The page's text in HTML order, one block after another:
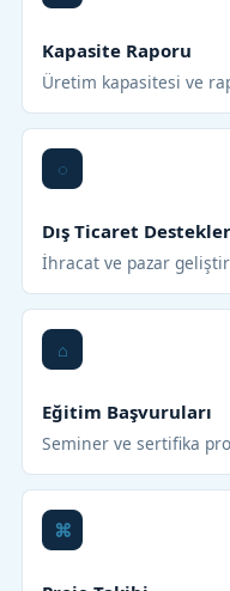
Kapasite Raporu
Üretim kapasitesi ve
Dış Ticaret
İhracat ve pazar
Eğitim Başvuruları
Seminer ve sertifika